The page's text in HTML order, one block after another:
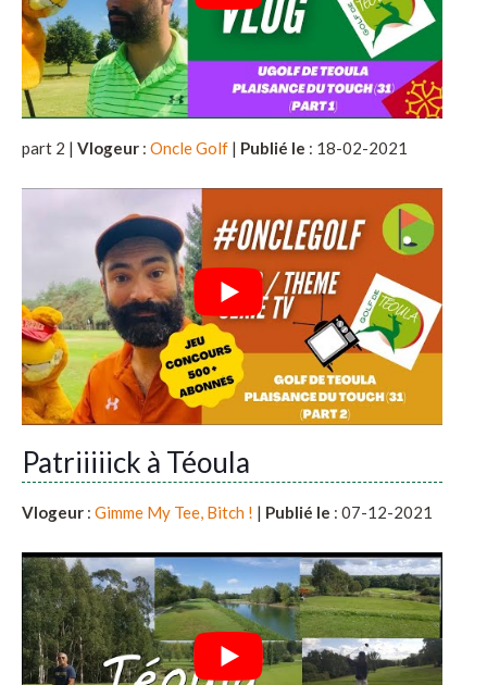
part 2 | Vlogeur : Oncle Golf | Publié le : 18-02-2021
Patriiiiick à Téoula
Vlogeur : Gimme My Tee, Bitch ! | Publié le : 07-12-2021